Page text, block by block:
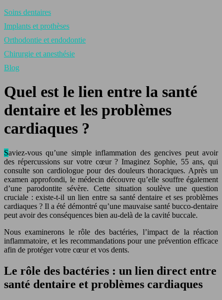
Soins dentaires
Implants et prothèses
Orthodontie et endodontie
Chirurgie et anesthésie
Blog
Quel est le lien entre la santé
dentaire et les problèmes
cardiaques ?
Saviez-vous qu’une simple inflammation des gencives peut avoir
des répercussions sur votre cœur ? Imaginez Sophie, 55 ans, qui
consulte son cardiologue pour des douleurs thoraciques. Après un
examen approfondi, le médecin découvre qu’elle souffre également
d’une parodontite sévère. Cette situation soulève une question
cruciale : existe-t-il un lien entre sa santé dentaire et ses problèmes
cardiaques ? Il a été démontré qu’une mauvaise santé bucco-dentaire
peut avoir des conséquences bien au-delà de la cavité buccale.
Nous examinerons le rôle des bactéries, l’impact de la réaction
inflammatoire, et les recommandations pour une prévention efficace
afin de protéger votre cœur et vos dents.
Le rôle des bactéries : un lien direct entre
santé dentaire et problèmes cardiaques